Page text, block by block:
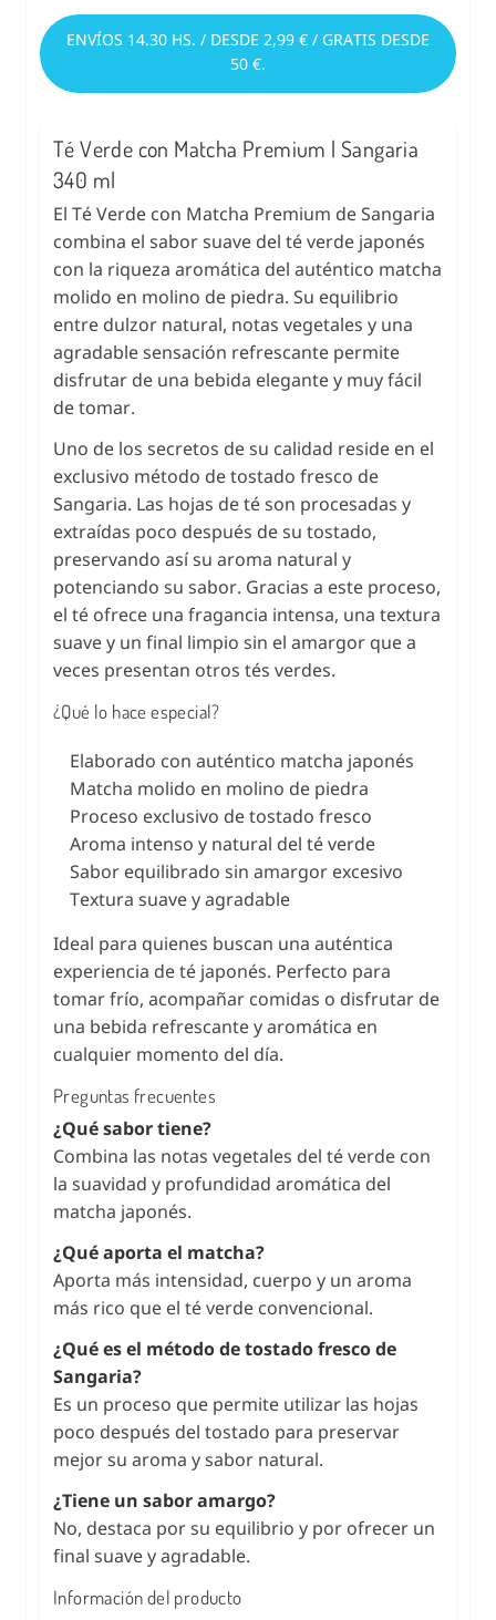
ENVÍOS 14.30 HS. / DESDE 2,99 € / GRATIS DESDE
50 €.
Té Verde con Matcha Premium | Sangaria
340 ml
El Té Verde con Matcha Premium de Sangaria
combina el sabor suave del té verde japonés
con la riqueza aromática del auténtico matcha
molido en molino de piedra. Su equilibrio
entre dulzor natural, notas vegetales y una
agradable sensación refrescante permite
disfrutar de una bebida elegante y muy fácil
de tomar.
Uno de los secretos de su calidad reside en el
exclusivo método de tostado fresco de
Sangaria. Las hojas de té son procesadas y
extraídas poco después de su tostado,
preservando así su aroma natural y
potenciando su sabor. Gracias a este proceso,
el té ofrece una fragancia intensa, una textura
suave y un final limpio sin el amargor que a
veces presentan otros tés verdes.
¿Qué lo hace especial?
Elaborado con auténtico matcha japonés
Matcha molido en molino de piedra
Proceso exclusivo de tostado fresco
Aroma intenso y natural del té verde
Sabor equilibrado sin amargor excesivo
Textura suave y agradable
Ideal para quienes buscan una auténtica
experiencia de té japonés. Perfecto para
tomar frío, acompañar comidas o disfrutar de
una bebida refrescante y aromática en
cualquier momento del día.
Preguntas frecuentes
¿Qué sabor tiene?
Combina las notas vegetales del té verde con
la suavidad y profundidad aromática del
matcha japonés.
¿Qué aporta el matcha?
Aporta más intensidad, cuerpo y un aroma
más rico que el té verde convencional.
¿Qué es el método de tostado fresco de
Sangaria?
Es un proceso que permite utilizar las hojas
poco después del tostado para preservar
mejor su aroma y sabor natural.
¿Tiene un sabor amargo?
No, destaca por su equilibrio y por ofrecer un
final suave y agradable.
Información del producto